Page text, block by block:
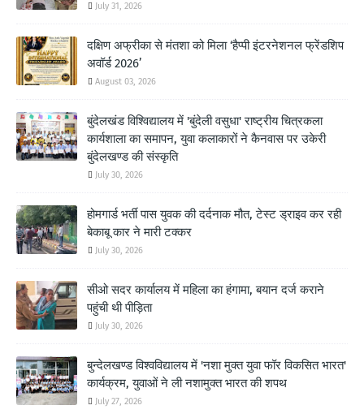
July 31, 2026
दक्षिण अफ्रीका से मंतशा को मिला ‘हैप्पी इंटरनेशनल फ्रेंडशिप
अवॉर्ड 2026’
August 03, 2026
बुंदेलखंड विश्विद्यालय में 'बुंदेली वसुधा' राष्ट्रीय चित्रकला
कार्यशाला का समापन, युवा कलाकारों ने कैनवास पर उकेरी
बुंदेलखण्ड की संस्कृति
July 30, 2026
होमगार्ड भर्ती पास युवक की दर्दनाक मौत, टेस्ट ड्राइव कर रही
बेकाबू कार ने मारी टक्कर
July 30, 2026
सीओ सदर कार्यालय में महिला का हंगामा, बयान दर्ज कराने
पहुंची थी पीड़िता
July 30, 2026
बुन्देलखण्ड विश्वविद्यालय में 'नशा मुक्त युवा फॉर विकसित भारत'
कार्यक्रम, युवाओं ने ली नशामुक्त भारत की शपथ
July 27, 2026